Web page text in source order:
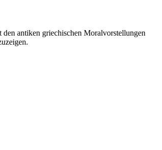
den antiken griechischen Moralvorstellungen